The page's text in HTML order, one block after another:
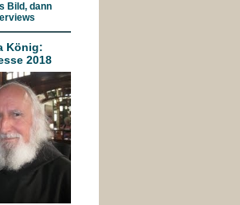
Bild, dann
König:
2018